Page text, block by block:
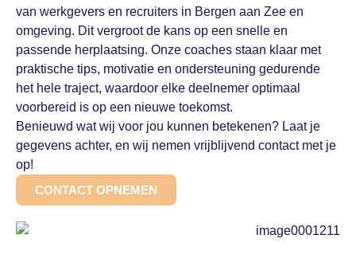
van werkgevers en recruiters in Bergen aan Zee en
omgeving. Dit vergroot de kans op een snelle en
passende herplaatsing. Onze coaches staan klaar met
praktische tips, motivatie en ondersteuning gedurende
het hele traject, waardoor elke deelnemer optimaal
voorbereid is op een nieuwe toekomst.
Benieuwd wat wij voor jou kunnen betekenen? Laat je
gegevens achter, en wij nemen vrijblijvend contact met je
op!
CONTACT OPNEMEN